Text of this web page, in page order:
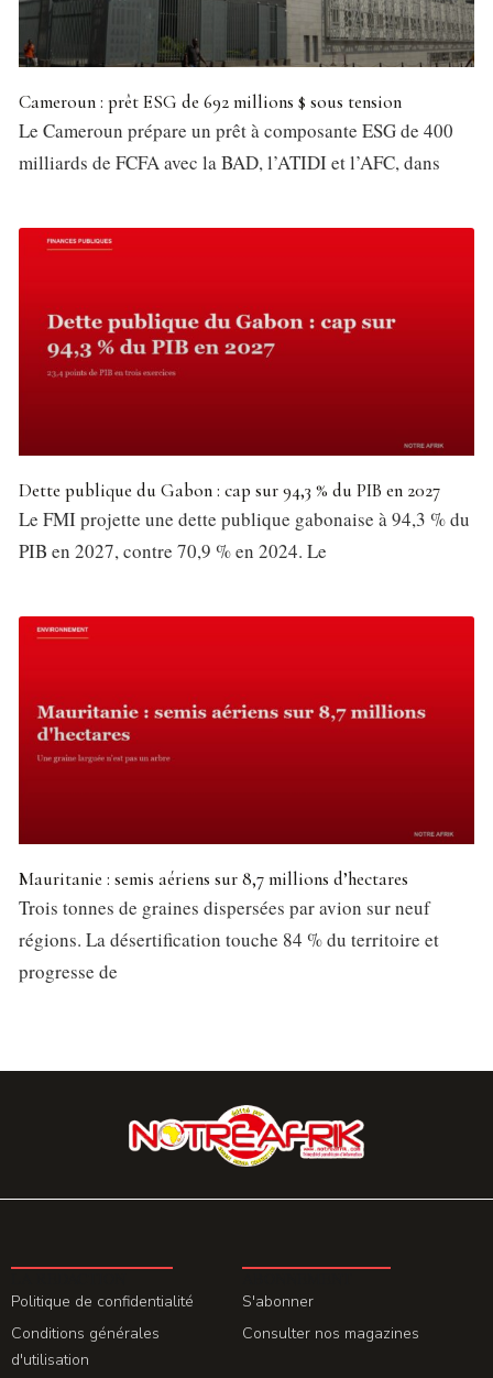
Cameroun : prêt ESG de 692 millions $ sous tension
Le Cameroun prépare un prêt à composante ESG de 400
milliards de FCFA avec la BAD, l’ATIDI et l’AFC, dans
Dette publique du Gabon : cap sur 94,3 % du PIB en 2027
Le FMI projette une dette publique gabonaise à 94,3 % du
PIB en 2027, contre 70,9 % en 2024. Le
Mauritanie : semis aériens sur 8,7 millions d’hectares
Trois tonnes de graines dispersées par avion sur neuf
régions. La désertification touche 84 % du territoire et
progresse de
Politique de confidentialité
Conditions générales
d'utilisation
S'abonner
Consulter nos magazines